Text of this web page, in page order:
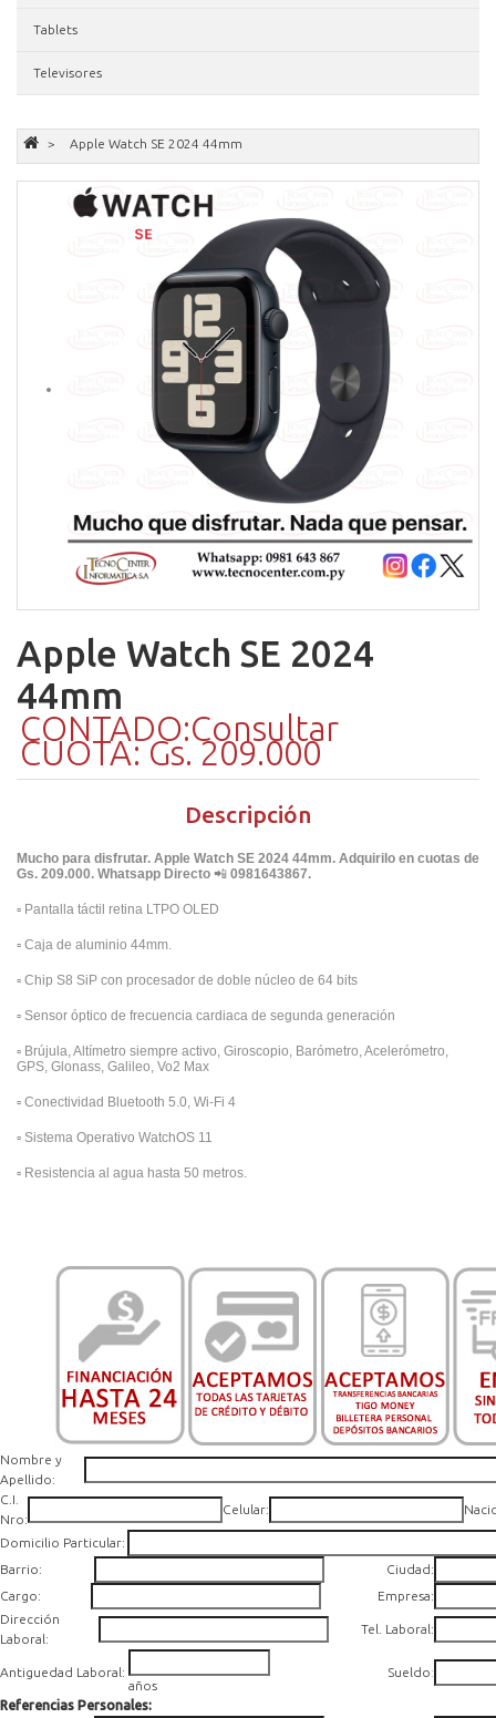
Tablets
Televisores
Apple Watch SE 2024 44mm
Apple Watch SE 2024
44mm
CONTADO:Consultar
CUOTA: Gs. 209.000
Descripción
Mucho para disfrutar. Apple Watch SE 2024 44mm. Adquirilo en cuotas de
Gs. 209.000. Whatsapp Directo 📲 0981643867.
▫️ Pantalla táctil retina LTPO OLED
▫️ Caja de aluminio 44mm.
▫️ Chip S8 SiP con procesador de doble núcleo de 64 bits
▫️ Sensor óptico de frecuencia cardiaca de segunda generación
▫️ Brújula, Altímetro siempre activo, Giroscopio, Barómetro, Acelerómetro,
GPS, Glonass, Galileo, Vo2 Max
▫️ Conectividad Bluetooth 5.0, Wi-Fi 4
▫️ Sistema Operativo WatchOS 11
▫️ Resistencia al agua hasta 50 metros.
Nombre y
Apellido:
C.I.
Nro:
Celular:
Domicilio Particular:
Barrio:
Ciudad:
Cargo:
Empresa:
Dirección
Laboral:
Tel. Laboral:
Antiguedad Laboral:
años
Sueldo:
Referencias Personales: